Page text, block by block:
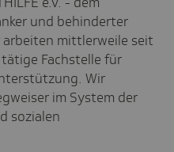
und behinderter
arbeiten mittlerweile seit
Fachstelle für
Wir
im System der
sozialen